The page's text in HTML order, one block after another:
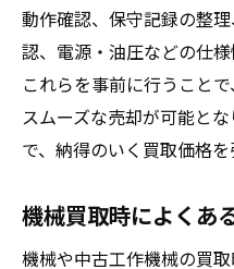
動作確認、保守記録の整
認、電源・油圧などの仕様
これらを事前に行うこと
スムーズな売却が可能と
で、納得のいく買取価格を
機械買取時によくあ
機械や中古工作機械の買